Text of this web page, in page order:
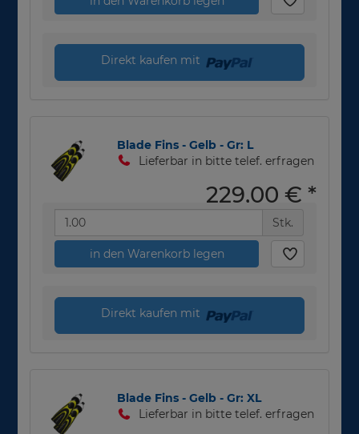
Direkt kaufen mit
Blade Fins - Gelb - Gr: L
Lieferbar in bitte telef. erfragen
229,00 € *
Stk.
in den Warenkorb legen
Direkt kaufen mit
Blade Fins - Gelb - Gr: XL
Lieferbar in bitte telef. erfragen